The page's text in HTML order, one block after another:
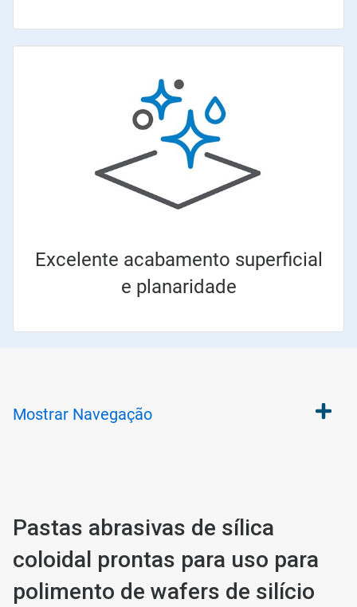
Excelente acabamento superficial
e planaridade
Mostrar Navegação
Pastas abrasivas de sílica
coloidal prontas para uso para
polimento de wafers de silício